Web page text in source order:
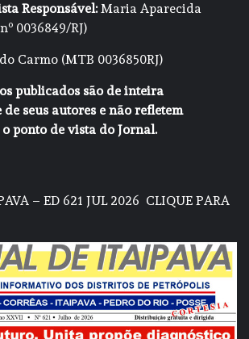
Responsável:Maria Aparecida
0036849/RJ)
Carmo (MTB 0036850RJ)
publicados são de inteira
seus autores e não refletem
ponto de vista do Jornal.
– ED 621 JUL 2026 CLIQUE PARA